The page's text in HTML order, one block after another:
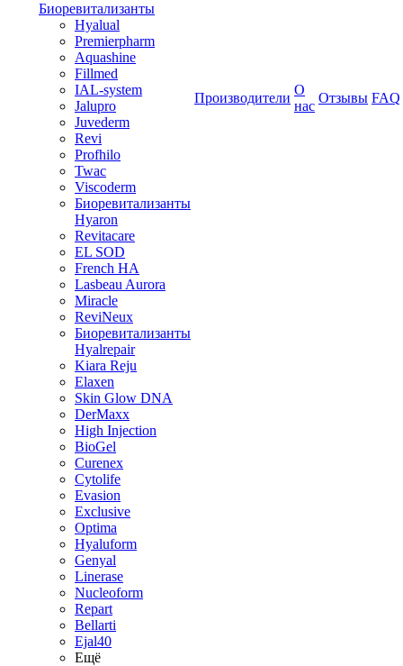
Биоревитализанты
Hyalual
Premierpharm
Aquashine
Fillmed
IAL-system
Jalupro
Juvederm
Revi
Profhilo
Twac
Viscoderm
Биоревитализанты
Hyaron
Revitacare
EL SOD
French HA
Lasbeau Aurora
Miracle
ReviNeux
Биоревитализанты
Hyalrepair
Kiara Reju
Elaxen
Skin Glow DNA
DerMaxx
High Injection
BioGel
Curenex
Cytolife
Evasion
Exclusive
Optima
Hyaluform
Genyal
Linerase
Nucleoform
Repart
Bellarti
Ejal40
Ещё
Производители
О
нас
Отзывы FAQ